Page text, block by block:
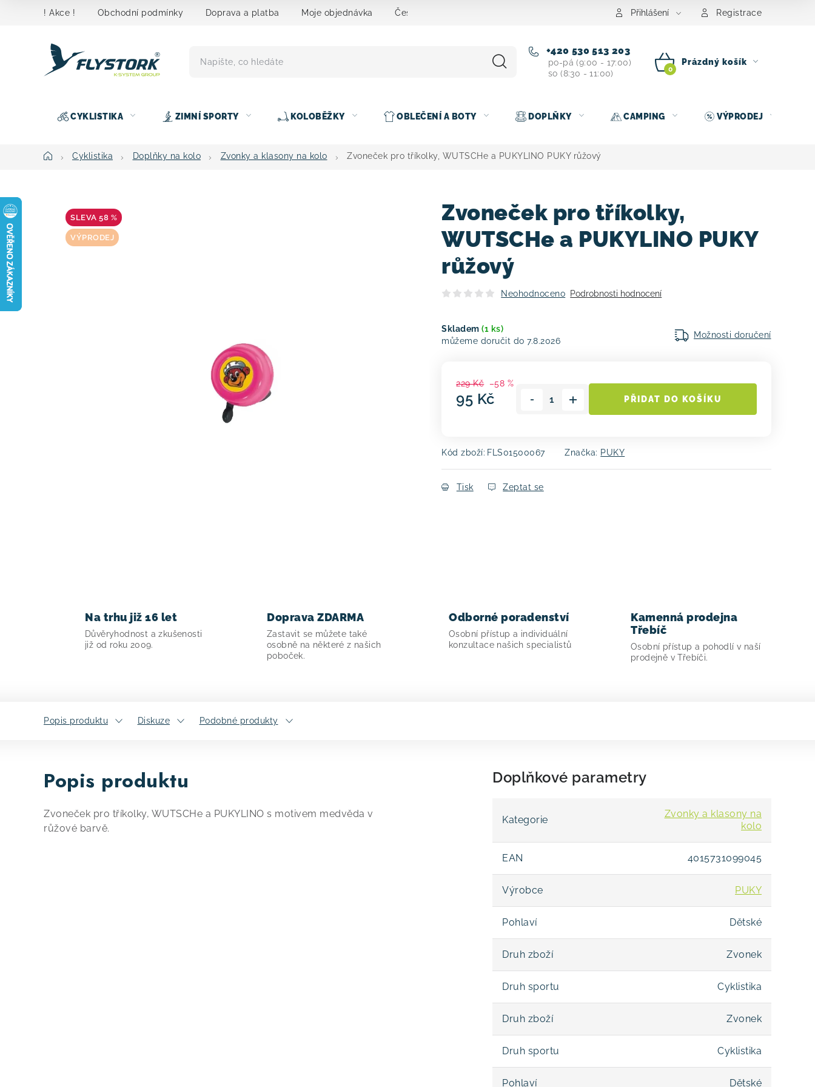
! Akce ! Obchodní podmínky Doprava a platba Moje objednávka Čeština Půjčovna nosičů kol Kontakt
Přihlášení Registrace
+420 530 513 203
po-pá (9:00 - 17:00)
so (8:30 - 11:00)
NÁKUPNÍ
Prázdný košík
CYKLISTIKA ZIMNÍ SPORTY KOLOBĚŽKY OBLEČENÍ A BOTY DOPLŇKY CAMPING VÝPRODEJ
DomůCyklistika Doplňky na kolo Zvonky a klasony na kolo Zvoneček pro tříkolky, WUTSCHe a PUKYLINO PUKY růžový
Zvoneček pro tříkolky,
WUTSCHe a PUKYLINO PUKY
růžový
Neohodnoceno Podrobnosti hodnocení
Skladem(1 ks)
7.8.2026
Možnosti doručení
229 Kč –58 %
95 Kč PŘIDAT DO KOŠÍKU
Kód zboží: FLS01500067 Značka: PUKY
Tisk Zeptat se
58 %
VÝPRODEJ
Na trhu již 16 let
Důvěryhodnost a zkušenosti
již od roku 2009.
Doprava ZDARMA
Zastavit se můžete také
osobně na některé z našich
poboček.
Odborné poradenství
Osobní přístup a individuální
konzultace našich specialistů
Kamenná prodejna
Třebíč
Osobní přístup a pohodlí v naší
prodejně v Třebíči.
Popis produktu Diskuze Podobné produkty
Popis produktu
Zvoneček pro tříkolky, WUTSCHe a PUKYLINO s motivem medvěda v
růžové barvě.
Doplňkové parametry
Kategorie
Zvonky a klasony na
kolo
EAN 4015731099045
Výrobce PUKY
Pohlaví Dětské
Druh zboží Zvonek
Druh sportu Cyklistika
Druh zboží Zvonek
Druh sportu Cyklistika
Pohlaví Dětské